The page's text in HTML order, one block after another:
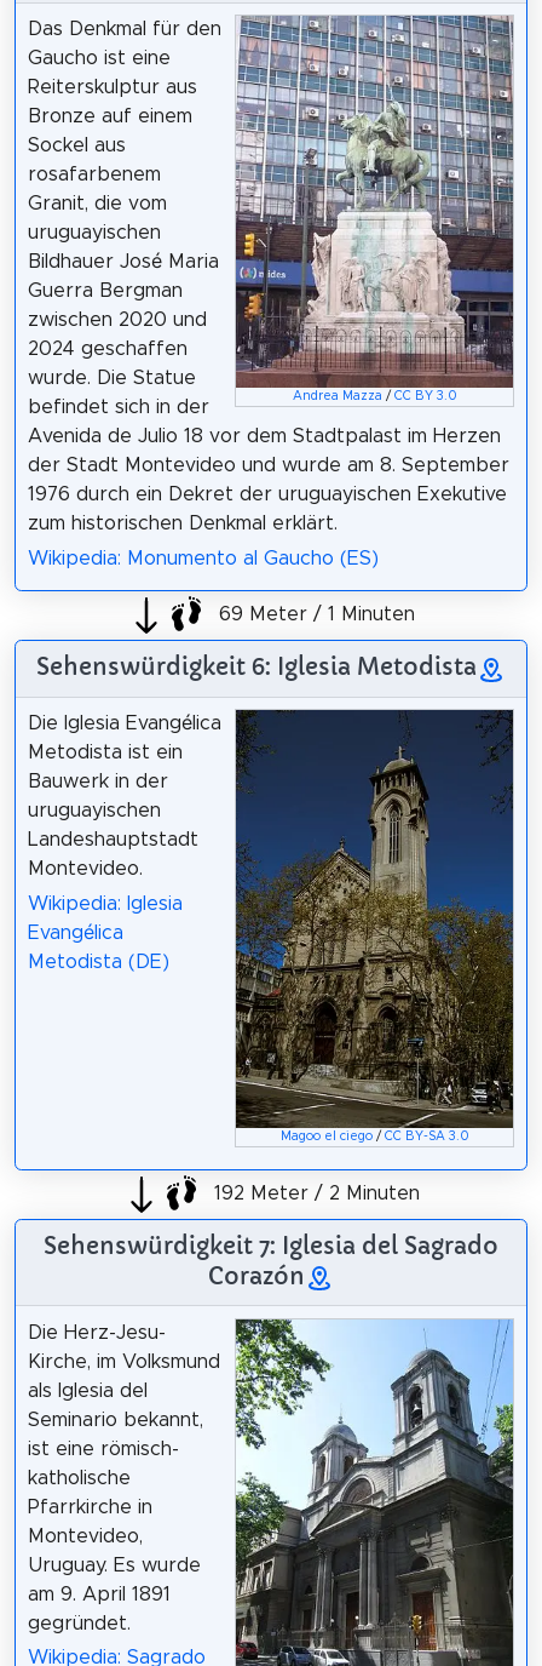
Andrea Mazza / CC BY 3.0
Das Denkmal für den
Gaucho ist eine
Reiterskulptur aus
Bronze auf einem
Sockel aus
rosafarbenem
Granit, die vom
uruguayischen
Bildhauer José Maria
Guerra Bergman
zwischen 2020 und
2024 geschaffen
wurde. Die Statue
befindet sich in der
Avenida de Julio 18 vor dem Stadtpalast im Herzen
der Stadt Montevideo und wurde am 8. September
1976 durch ein Dekret der uruguayischen Exekutive
zum historischen Denkmal erklärt.
Wikipedia: Monumento al Gaucho (ES)
69 Meter / 1 Minuten
Sehenswürdigkeit 6: Iglesia Metodista
Magoo el ciego/ CC BY-SA 3.0
Die Iglesia Evangélica
Metodista ist ein
Bauwerk in der
uruguayischen
Landeshauptstadt
Montevideo.
Wikipedia: Iglesia
Evangélica
Metodista (DE)
192 Meter / 2 Minuten
Sehenswürdigkeit 7: Iglesia del Sagrado
Corazón
Die Herz-Jesu-
Kirche, im Volksmund
als Iglesia del
Seminario bekannt,
ist eine römisch-
katholische
Pfarrkirche in
Montevideo,
Uruguay. Es wurde
am 9. April 1891
gegründet.
Wikipedia: Sagrado